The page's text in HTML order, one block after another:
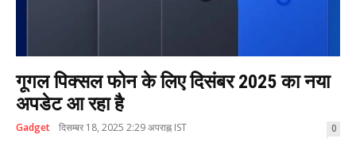
गूगल पिक्सल फोन के लिए दिसंबर 2025 का नया
अपडेट आ रहा है
Gadget दिसम्बर 18, 2025 2:29 अपराह्न IST 0